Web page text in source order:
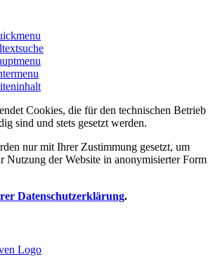
Cookies, die für den technischen Betrieb
sind und stets gesetzt werden.
nur mit Ihrer Zustimmung gesetzt, um
Nutzung der Website in anonymisierter Form
Datenschutzerklärung.